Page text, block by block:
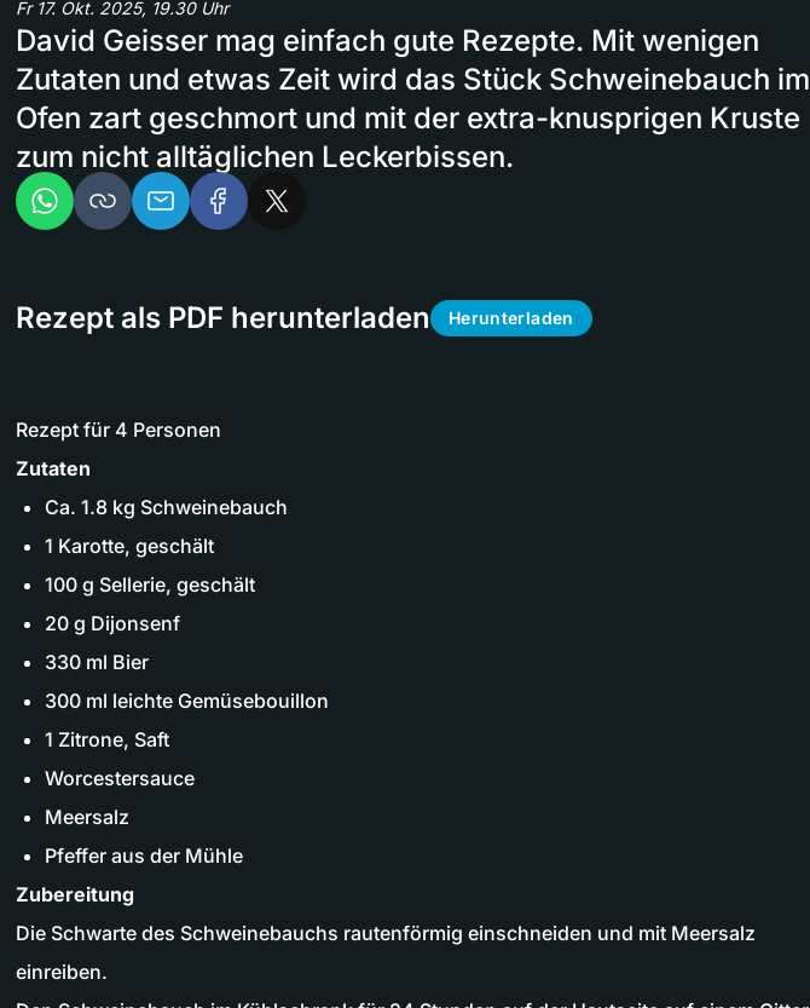
Fr 17. Okt. 2025, 19.30 Uhr
David Geisser mag einfach gute Rezepte. Mit wenigen
Zutaten und etwas Zeit wird das Stück Schweinebauch im
Ofen zart geschmort und mit der extra-knusprigen Kruste
zum nicht alltäglichen Leckerbissen.
Rezept als PDF herunterladen Herunterladen
Rezept für 4 Personen
Zutaten
Ca. 1.8 kg Schweinebauch
1 Karotte, geschält
100 g Sellerie, geschält
20 g Dijonsenf
330 ml Bier
300 ml leichte Gemüsebouillon
1 Zitrone, Saft
Worcestersauce
Meersalz
Pfeffer aus der Mühle
Zubereitung
Die Schwarte des Schweinebauchs rautenförmig einschneiden und mit Meersalz
einreiben.